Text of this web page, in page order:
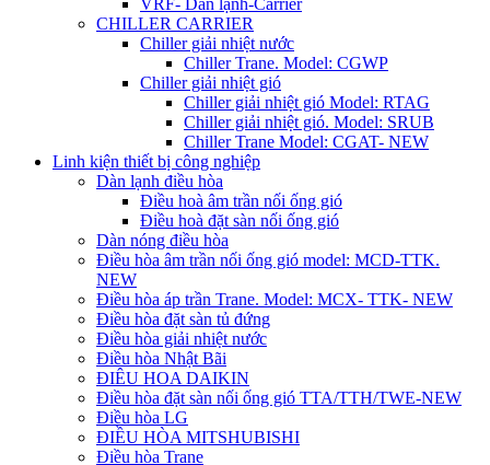
VRF- Dàn lạnh-Carrier
CHILLER CARRIER
Chiller giải nhiệt nước
Chiller Trane. Model: CGWP
Chiller giải nhiệt gió
Chiller giải nhiệt gió Model: RTAG
Chiller giải nhiệt gió. Model: SRUB
Chiller Trane Model: CGAT- NEW
Linh kiện thiết bị công nghiệp
Dàn lạnh điều hòa
Điều hoà âm trần nối ống gió
Điều hoà đặt sàn nối ống gió
Dàn nóng điều hòa
Điều hòa âm trần nối ống gió model: MCD-TTK.
NEW
Điều hòa áp trần Trane. Model: MCX- TTK- NEW
Điều hòa đặt sàn tủ đứng
Điều hòa giải nhiệt nước
Điều hòa Nhật Bãi
ĐIÊU HOA DAIKIN
Điều hòa đặt sàn nối ống gió TTA/TTH/TWE-NEW
Điều hòa LG
ĐIỀU HÒA MITSHUBISHI
Điều hòa Trane